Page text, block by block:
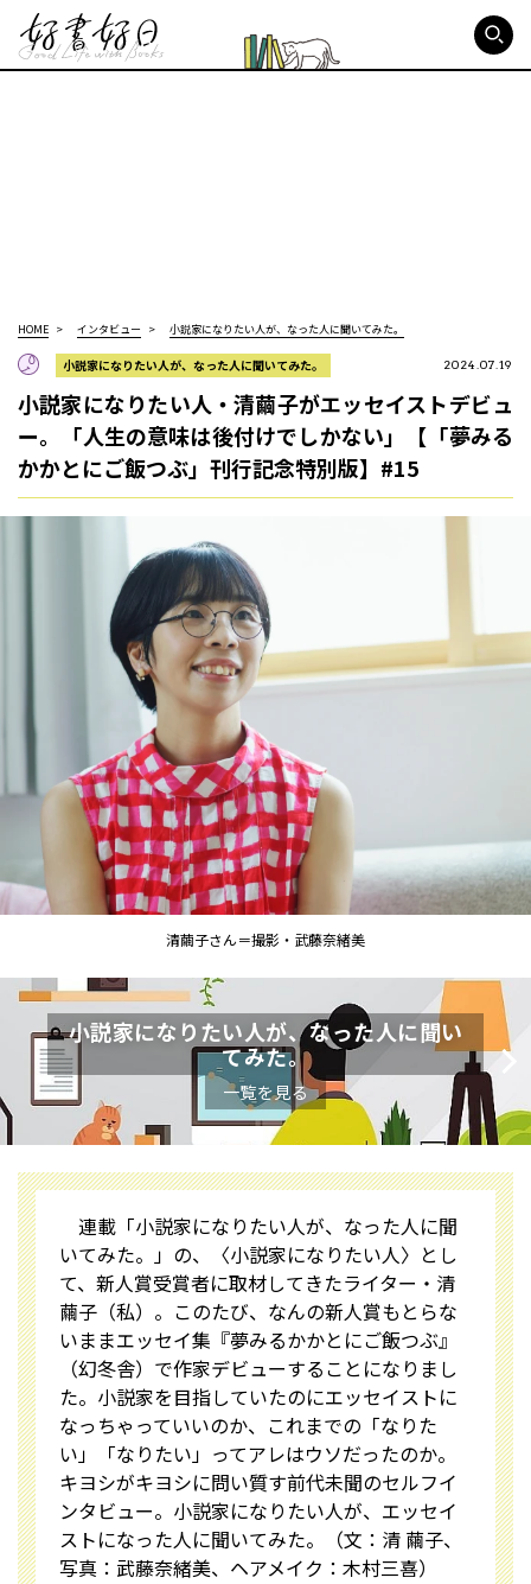
HOME インタビュー 小説家になりたい人が、なった人に聞いてみた。
小説家になりたい人が、なった人に聞いてみた。 2024.07.19
小説家になりたい人・清繭子がエッセイストデビュ
ー。「人生の意味は後付けでしかない」【「夢みる
かかとにご飯つぶ」刊行記念特別版】#15
清繭子さん＝撮影・武藤奈緒美
小説家になりたい人が、なった人に聞い
てみた。
一覧を見る
連載「小説家になりたい人が、なった人に聞
いてみた。」の、〈小説家になりたい人〉とし
て、新人賞受賞者に取材してきたライター・清
繭子（私）。このたび、なんの新人賞もとらな
いままエッセイ集『夢みるかかとにご飯つぶ』
（幻冬舎）で作家デビューすることになりまし
た。小説家を目指していたのにエッセイストに
なっちゃっていいのか、これまでの「なりた
い」「なりたい」ってアレはウソだったのか。
キヨシがキヨシに問い質す前代未聞のセルフイ
ンタビュー。小説家になりたい人が、エッセイ
ストになった人に聞いてみた。（文：清 繭子、
写真：武藤奈緒美、ヘアメイク：木村三喜）